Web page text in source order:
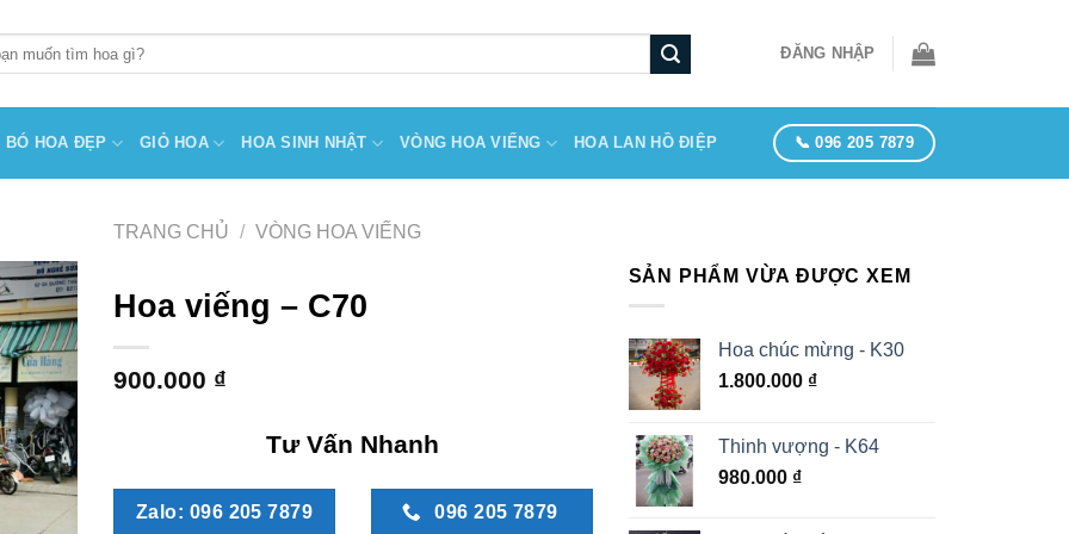
ĐĂNG NHẬP
BÓ HOA ĐẸP GIỎ HOA HOA SINH NHẬT VÒNG HOA VIẾNG HOA LAN HỒ ĐIỆP 📞 096 205 7879
TRANG CHỦ / VÒNG HOA VIẾNG
Hoa viếng – C70
900.000 ₫
Tư Vấn Nhanh
Zalo: 096 205 7879 096 205 7879
SẢN PHẨM VỪA ĐƯỢC XEM
Hoa chúc mừng - K30
1.800.000 ₫
Thinh vượng - K64
980.000 ₫